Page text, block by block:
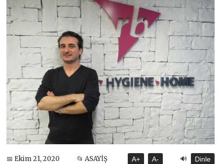
📅 Ekim 21, 2020 📂 ASAYİŞ A+ A- 🔊 Dinle